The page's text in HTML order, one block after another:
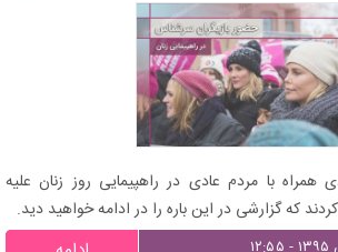
همراه با مردم عادی در راهپیمایی روز زنان علیه
که گزارشی در این باره را در ادامه خواهید دید.